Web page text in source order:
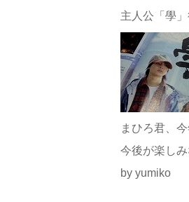
主人公「學
まひろ君、
今後が楽しみ
by yumiko